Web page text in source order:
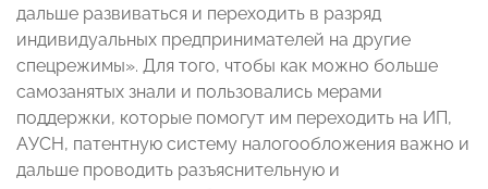
дальше развиваться и переходить в разряд
индивидуальных предпринимателей на другие
спецрежимы». Для того, чтобы как можно больше
самозанятых знали и пользовались мерами
поддержки, которые помогут им переходить на ИП,
АУСН, патентную систему налогообложения важно и
дальше проводить разъяснительную и